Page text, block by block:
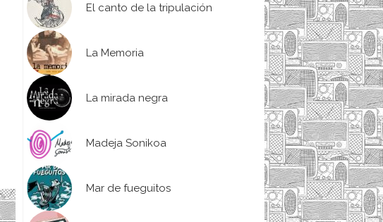
El canto de la tripulación
La Memoria
La mirada negra
Madeja Sonikoa
Mar de fueguitos